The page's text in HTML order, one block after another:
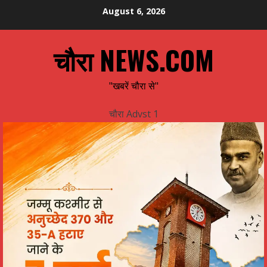
August 6, 2026
चौरा NEWS.COM
"खबरें चौरा से"
चौरा Advst 1